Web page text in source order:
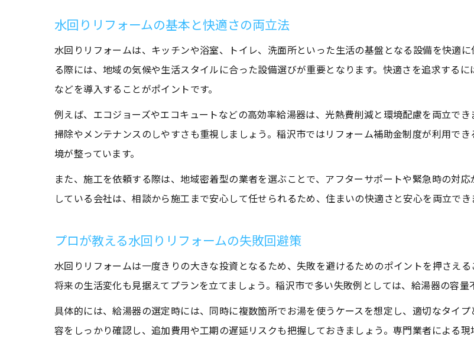
最新省エネ給湯器が水回りリフォーム
水回りリフォームで給湯器を選ぶ際の
水回りリフォームで暮らしが変わる理由
水回りリフォームで日常生活が快適に
水回りリフォームで叶う省エネと節約
給湯器が変える毎日の生活動線と効率
給湯器の交換を検討するタイミングと注意点
水回りリフォーム時に給湯器交換を考
給湯器の寿命と交換タイミングを見極
水回りリフォームと同時に行う給湯器
給湯器交換で注意すべき安全性と設置
水回りリフォームの基本と快適さの両立法
水回りリフォームは、キッチンや浴室、トイレ、洗面所といった生活の基盤となる設備を快適
る際には、地域の気候や生活スタイルに合った設備選びが重要となります。快適さを追求する
などを導入することがポイントです。
例えば、エコジョーズやエコキュートなどの高効率給湯器は、光熱費削減と環境配慮を両立で
掃除やメンテナンスのしやすさも重視しましょう。稲沢市ではリフォーム補助金制度が利用で
境が整っています。
また、施工を依頼する際は、地域密着型の業者を選ぶことで、アフターサポートや緊急時の対
している会社は、相談から施工まで安心して任せられるため、住まいの快適さと安心を両立でき
プロが教える水回りリフォームの失敗回避策
水回りリフォームは一度きりの大きな投資となるため、失敗を避けるためのポイントを押さえ
将来の生活変化も見据えてプランを立てましょう。稲沢市で多い失敗例としては、給湯器の容量
具体的には、給湯器の選定時には、同時に複数箇所でお湯を使うケースを想定し、適切なタイ
容をしっかり確認し、追加費用や工期の遅延リスクも把握しておきましょう。専門業者による